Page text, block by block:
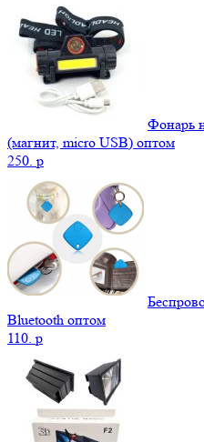
Фонарь
(магнит, micro USB) оптом
250. p
Bluetooth оптом
110. p